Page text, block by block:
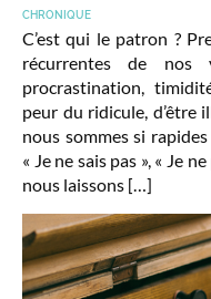
CHRONIQUE
C’est qui le patron ?
récurrentes de nos
procrastination,
peur du ridicule, d’être
nous sommes si
« Je ne sais pas », « Je
nous laissons […]